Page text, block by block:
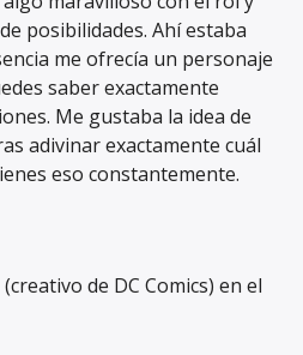
posibilidades. Ahí estaba
me ofrecía un personaje
saber exactamente
Me gustaba la idea de
adivinar exactamente cuál
eso constantemente.
de DC Comics) en el